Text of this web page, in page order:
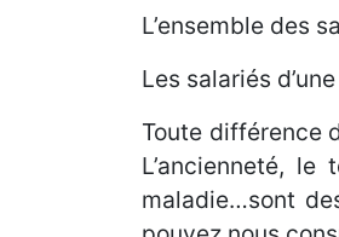
L’ensemble des
Les salariés
Toute différence
L’ancienneté,
maladie…sont